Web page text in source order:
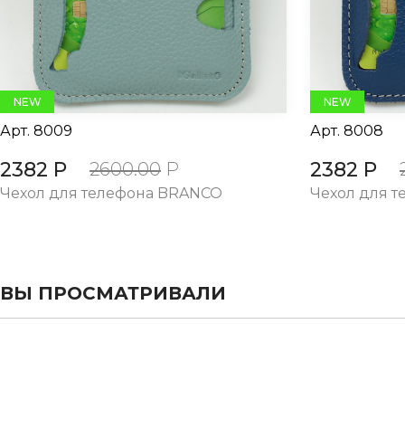
NEW
Арт. 8009
2382 Р 2600.00 Р
Чехол для телефона BRANCO
NEW
Арт. 8008
2382 Р
Чехол для
ВЫ ПРОСМАТРИВАЛИ